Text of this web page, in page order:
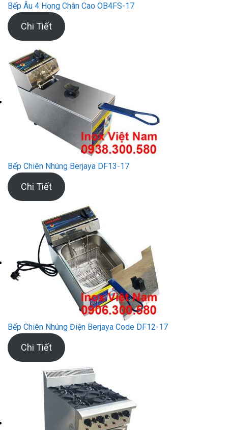
Bếp Âu 4 Họng Chân Cao OB4FS-17
Chi Tiết
Bếp Chiên Nhúng Berjaya DF13-17
Chi Tiết
Bếp Chiên Nhúng Điện Berjaya Code DF12-17
Chi Tiết